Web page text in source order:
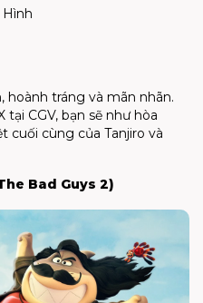
hoành tráng và mãn nhãn.
CGV, bạn sẽ như hòa
cuối cùng của Tanjiro và
Bad Guys 2)